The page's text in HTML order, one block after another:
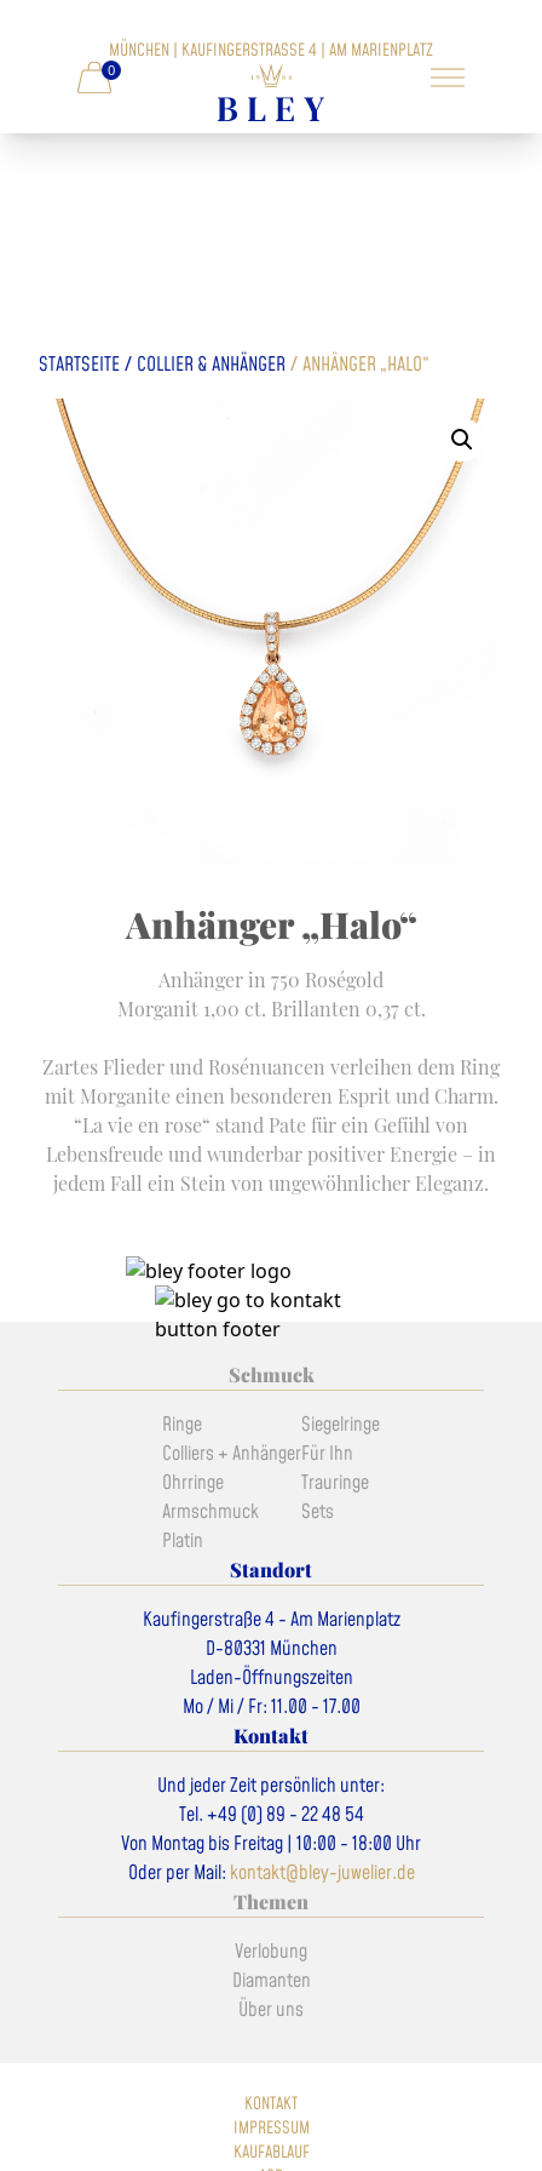
MÜNCHEN | KAUFINGERSTRASSE 4 | AM MARIENPLATZ
0
STARTSEITE/ COLLIER & ANHÄNGER /ANHÄNGER „HALO“
Anhänger „Halo“
Anhänger in 750 Roségold
Morganit 1,00 ct. Brillanten 0,37 ct.
Zartes Flieder und Rosénuancen verleihen dem Ring
mit Morganite einen besonderen Esprit und Charm.
“La vie en rose“ stand Pate für ein Gefühl von
Lebensfreude und wunderbar positiver Energie – in
jedem Fall ein Stein von ungewöhnlicher Eleganz.
Schmuck
Ringe
Colliers + Anhänger
Ohrringe
Armschmuck
Platin
Siegelringe
Für Ihn
Trauringe
Sets
Standort
Kaufingerstraße 4 - Am Marienplatz
D-80331 München
Laden-Öffnungszeiten
Mo / Mi / Fr: 11.00 - 17.00
Kontakt
Und jeder Zeit persönlich unter:
Tel. +49 (0) 89 - 22 48 54
Von Montag bis Freitag | 10:00 - 18:00 Uhr
Oder per Mail: kontakt@bley-juwelier.de
Themen
Verlobung
Diamanten
Über uns
KONTAKT
IMPRESSUM
KAUFABLAUF